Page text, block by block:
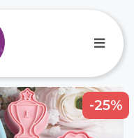
-25%